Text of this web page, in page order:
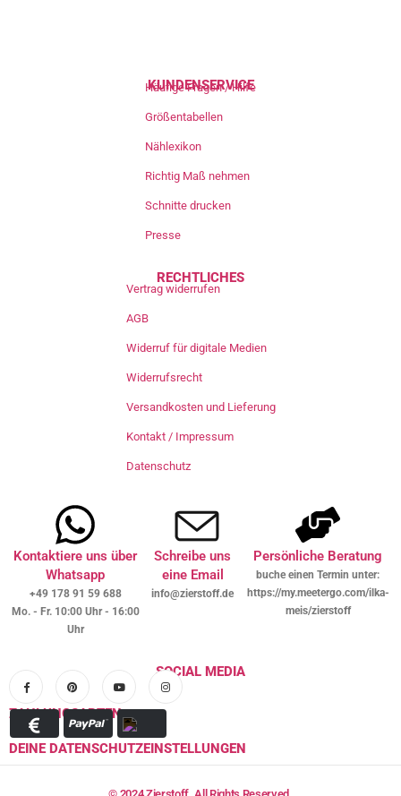
KUNDENSERVICE
Häufige Fragen / Hilfe
Größentabellen
Nählexikon
Richtig Maß nehmen
Schnitte drucken
Presse
RECHTLICHES
Vertrag widerrufen
AGB
Widerruf für digitale Medien
Widerrufsrecht
Versandkosten und Lieferung
Kontakt / Impressum
Datenschutz
Kontaktiere uns über
Whatsapp
+49 178 91 59 688
Mo. - Fr. 10:00 Uhr - 16:00
Uhr
Schreibe uns
eine Email
info@zierstoff.de
Persönliche Beratung
buche einen Termin unter:
https://my.meetergo.com/ilka-
meis/zierstoff
SOCIAL MEDIA
ZAHLUNGSARTEN
DEINE DATENSCHUTZEINSTELLUNGEN